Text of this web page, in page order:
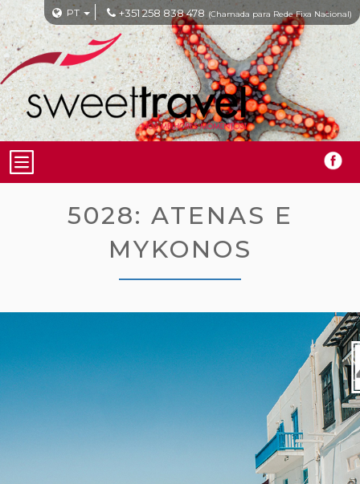
PT +351 258 838 478 (Chamada para Rede Fixa Nacional)
5028: ATENAS E
MYKONOS